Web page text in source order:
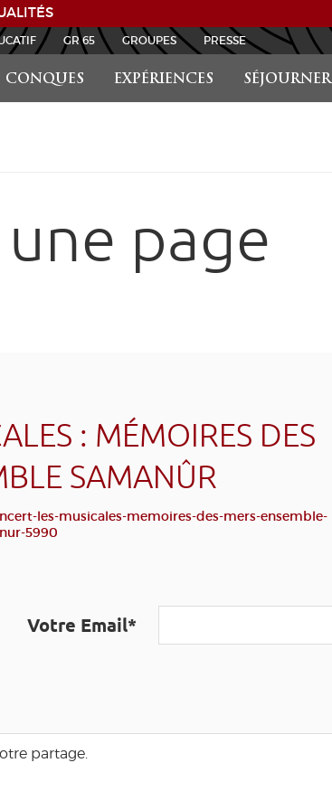
CONQUES EXPÉRIENCES SÉJOURNER
GR 65 GROUPES PRESSE
page
: MÉMOIRES DES
SAMANÛR
les-musicales-memoires-des-mers-ensemble-
5990
Votre Email*